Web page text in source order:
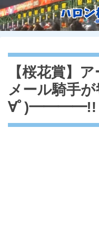
【桜花賞】
メール騎手
∀ﾟ)━━━━!!